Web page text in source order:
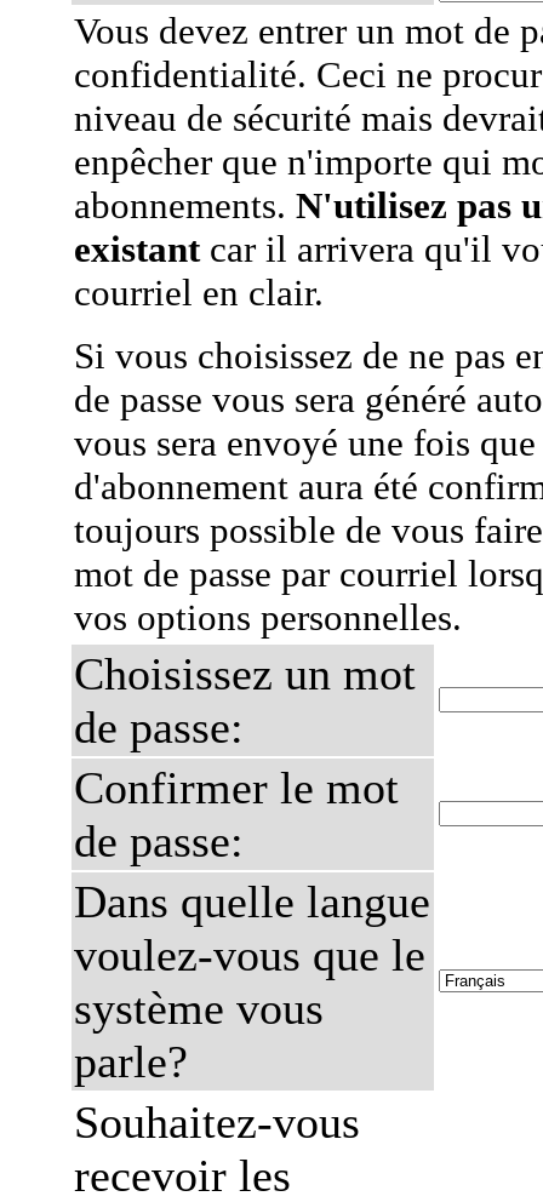
Vous devez entrer un mot de
confidentialité. Ceci ne
niveau de sécurité mais
enpêcher que n'importe qui
abonnements. N'utilisez pas
existantcar il arrivera qu'il
courriel en clair.
Si vous choisissez de ne pas
de passe vous sera généré
vous sera envoyé une fois
d'abonnement aura été
toujours possible de vous
mot de passe par courriel
vos options personnelles.
Choisissez un mot
de passe:
Confirmer le mot
de passe:
Dans quelle langue
voulez-vous que le
système vous
parle?
Souhaitez-vous
recevoir les